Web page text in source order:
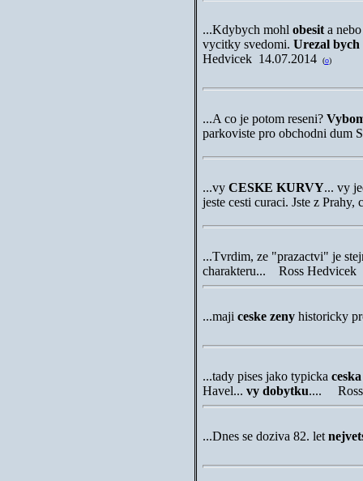
...Kdybych mohl obesita nebo
vycitky svedomi. Urezal
Hedvicek 14.07.2014 (o)
...A co je potom reseni?
parkoviste pro obchodni
...vy CESKE KURVY... vy
jeste cesti curaci. Jste z
...Tvrdim, ze "prazactvi" je
charakteru... Ross Hedvicek
...maji ceske zenyhistoricky
...tady pises jako typicka
Havel... vy dobytku.... Ross
...Dnes se doziva 82. let